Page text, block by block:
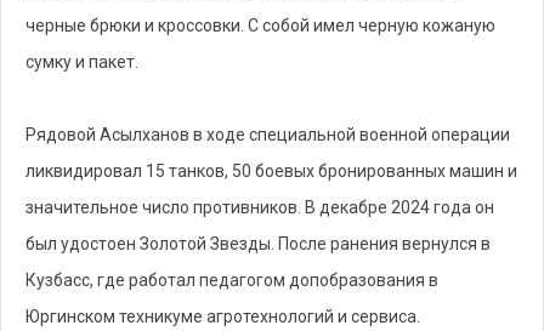
черные брюки и кроссовки. С собой имел черную кожаную
сумку и пакет.
Рядовой Асылханов в ходе специальной военной операции
ликвидировал 15 танков, 50 боевых бронированных машин и
значительное число противников. В декабре 2024 года он
был удостоен Золотой Звезды. После ранения вернулся в
Кузбасс, где работал педагогом допобразования в
Юргинском техникуме агротехнологий и сервиса.